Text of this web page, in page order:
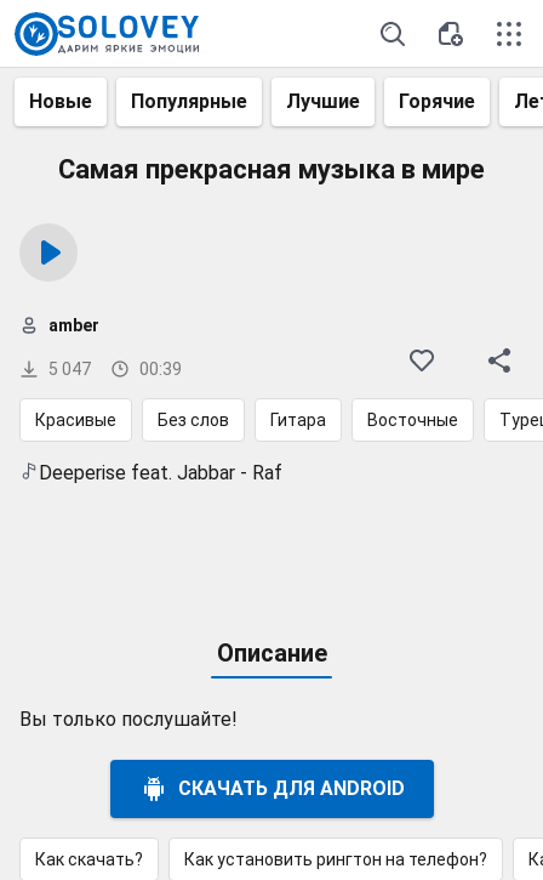
Новые Популярные Лучшие Горячие
Самая прекрасная музыка в мире
5 047 00:39
amber
Красивые Без слов Гитара Восточные
Deeperise feat. Jabbar - Raf
Описание
Вы только послушайте!
СКАЧАТЬ ДЛЯ ANDROID
Как скачать? Как установить рингтон на телефон?